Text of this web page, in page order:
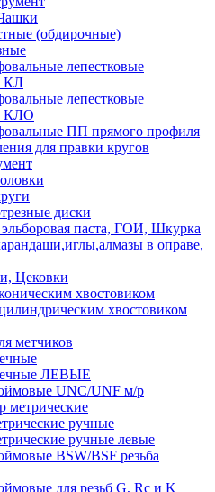
(обдирочные)
лепестковые
КЛ
лепестковые
КЛО
ПП прямого профиля
для правки кругов
диски
паста, ГОИ, Шкурка
в оправе,
Цековки
хвостовиком
хвостовиком
метчиков
ЛЕВЫЕ
UNC/UNF м/р
метрические
ручные
ручные левые
BSW/BSF резьба
для резьб G, Rc и K